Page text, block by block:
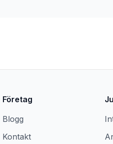
Företag
Blogg
Kontakt